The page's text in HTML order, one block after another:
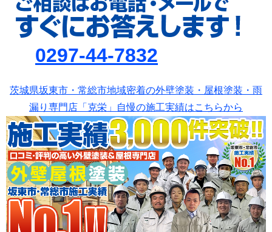
0297-44-7832
茨城県坂東市・常総市地域密着の外壁塗装・屋根塗装・雨
漏り専門店「克栄」自慢の施工実績はこちらから